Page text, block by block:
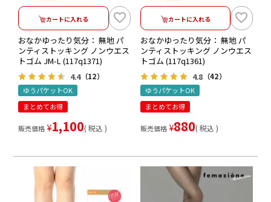
カートに入れる
おなかゆったり気分： 無地 パ
ンティストッキング ノンウエス
トゴム JM-L (117q1371)
4.4（12）
ゆうパケットOK
まとめてお得
販売価格 ¥1,100 税込
カートに入れる
おなかゆったり気分： 無地 パ
ンティストッキング ノンウエス
トゴム (117q1361)
4.8 （42）
ゆうパケットOK
まとめてお得
販売価格 ¥880 税込